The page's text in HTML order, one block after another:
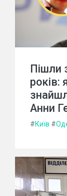
Пішли
років:
Анни
#Київ #